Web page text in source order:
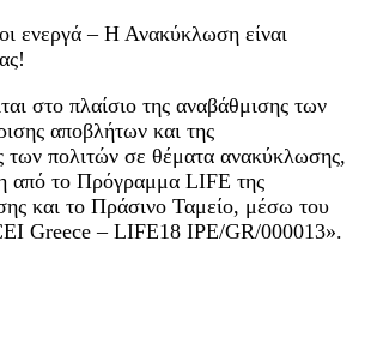
ενεργά – Η Ανακύκλωση είναι
στο πλαίσιο της αναβάθμισης των
αποβλήτων και της
των πολιτών σε θέματα ανακύκλωσης,
από το Πρόγραμμα LIFE της
και το Πράσινο Ταμείο, μέσω του
Greece – LIFE18 IPE/GR/000013».